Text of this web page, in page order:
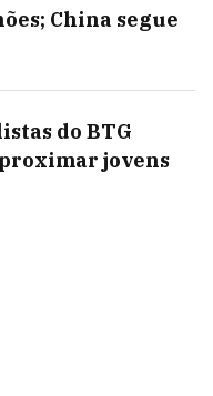
China segue
do BTG
jovens